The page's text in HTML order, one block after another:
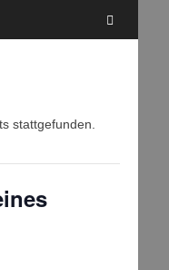
stattgefunden.